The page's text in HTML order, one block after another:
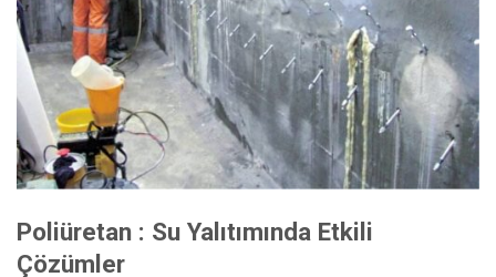
Poliüretan : Su Yalıtımında Etkili
Çözümler